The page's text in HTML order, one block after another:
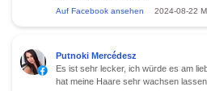
Auf Facebook ansehen 2024-08-22
Putnoki Mercédesz
Es ist sehr lecker, ich würde es am
hat meine Haare sehr wachsen lassen